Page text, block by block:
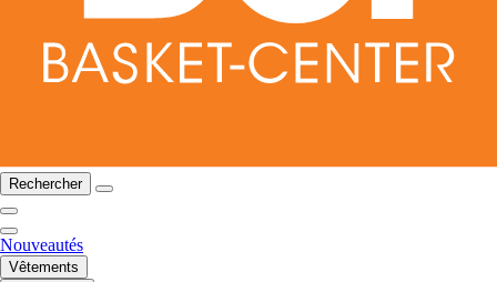
Rechercher
Nouveautés
Vêtements